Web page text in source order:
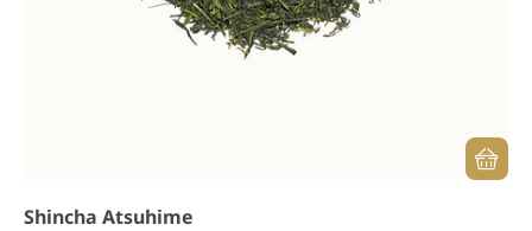
Shincha Atsuhime